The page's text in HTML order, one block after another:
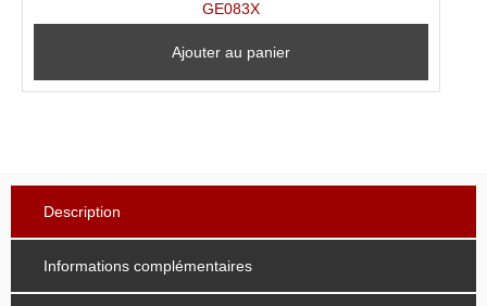
GE083X
Ajouter au panier
Description
Informations complémentaires